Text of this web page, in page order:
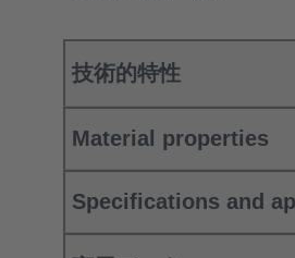
技術的特性
Material properties
Specifications and